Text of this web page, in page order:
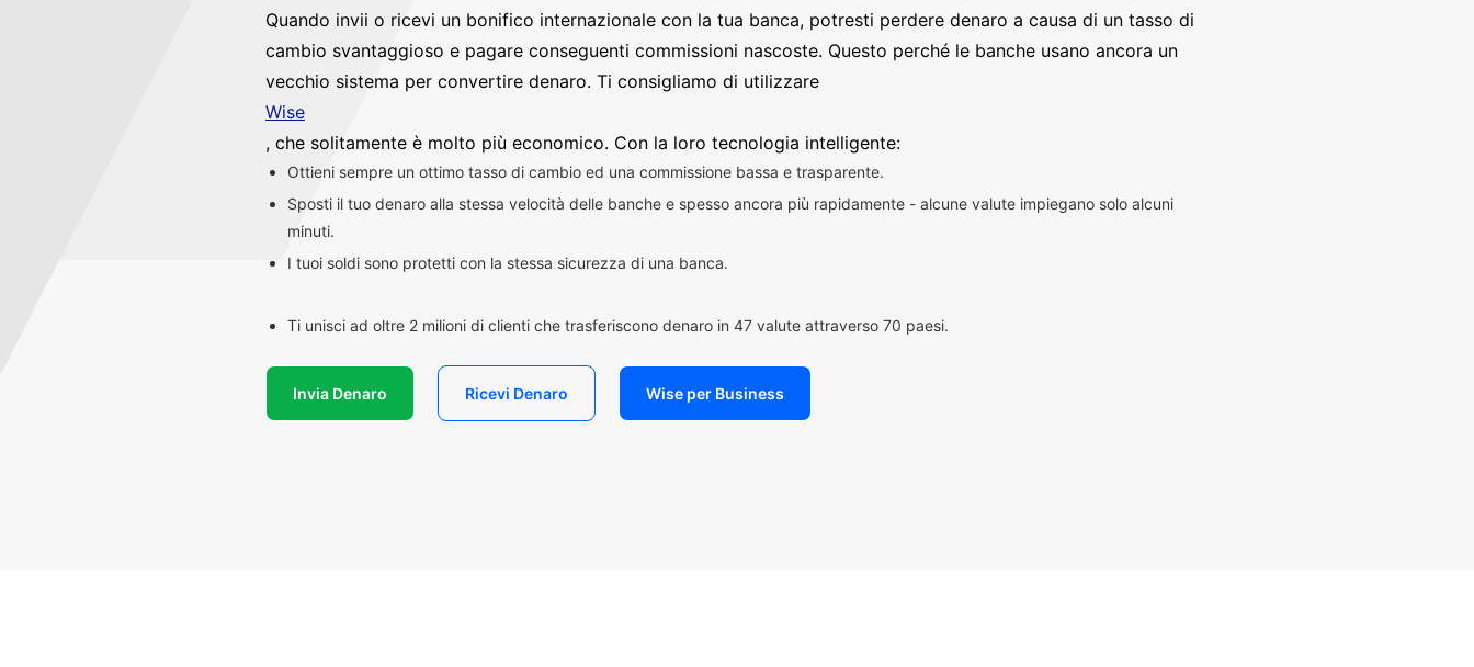
Quando invii o ricevi un bonifico internazionale con la tua banca, potresti perdere denaro a causa di un tasso di
cambio svantaggioso e pagare conseguenti commissioni nascoste. Questo perché le banche usano ancora un
vecchio sistema per convertire denaro. Ti consigliamo di utilizzare
Wise
, che solitamente è molto più economico. Con la loro tecnologia intelligente:
Ottieni sempre un ottimo tasso di cambio ed una commissione bassa e trasparente.
Sposti il tuo denaro alla stessa velocità delle banche e spesso ancora più rapidamente - alcune valute impiegano solo alcuni
minuti.
I tuoi soldi sono protetti con la stessa sicurezza di una banca.
Ti unisci ad oltre 2 milioni di clienti che trasferiscono denaro in 47 valute attraverso 70 paesi.
Invia Denaro Ricevi Denaro Wise per Business